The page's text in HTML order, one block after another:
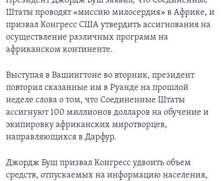
поиск
ДЕТАЛИ
НЬЮ-ЙОРК NEW YORK
АМЕРИКА. БОЛЬШОЕ ПУТЕШЕСТВИЕ
АМЕРИКАНСКИЕ ГОРОДКИ
ТЕСТЫ
УЧИМ АНГЛИЙСКИЙ
ВИДЕО
ПОДПИСКА НА НОВОСТИ
Learning English
Штаты проводят «миссию милосердия» в Африке, и
призвал Конгресс США утвердить ассигнования на
осуществление различных программ на
африканском континенте.
Выступая в Вашингтоне во вторник, президент
повторил сказанные им в Руанде на прошлой
неделе слова о том, что Соединенные Штаты
ассигнуют 100 миллионов долларов на обучение и
экипировку африканских миротворцев,
направляющихся в Дарфур.
Джордж Буш призвал Конгресс удвоить объем
средств, отпускаемых на информацию населения,